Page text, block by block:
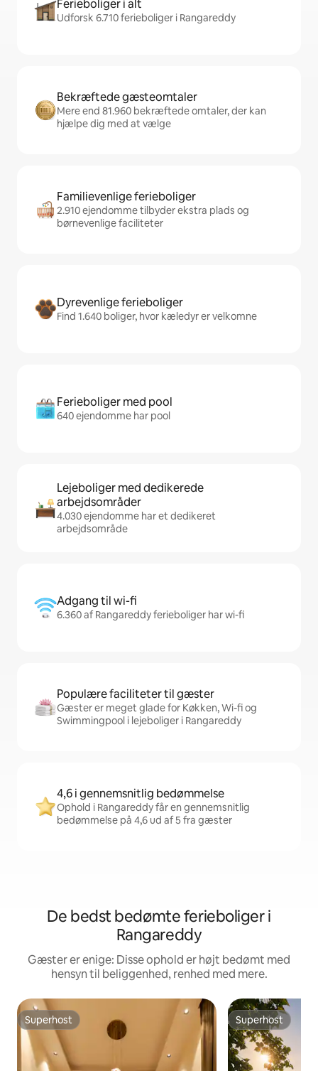
Ferieboliger i alt
Udforsk 6.710 ferieboliger i Rangareddy
Bekræftede gæsteomtaler
Mere end 81.960 bekræftede omtaler, der kan
hjælpe dig med at vælge
Familievenlige ferieboliger
2.910 ejendomme tilbyder ekstra plads og
børnevenlige faciliteter
Dyrevenlige ferieboliger
Find 1.640 boliger, hvor kæledyr er velkomne
Ferieboliger med pool
640 ejendomme har pool
Lejeboliger med dedikerede
arbejdsområder
4.030 ejendomme har et dedikeret
arbejdsområde
Adgang til wi-fi
6.360 af Rangareddy ferieboliger har wi-fi
Populære faciliteter til gæster
Gæster er meget glade for Køkken, Wi-fi og
Swimmingpool i lejeboliger i Rangareddy
4,6 i gennemsnitlig bedømmelse
Ophold i Rangareddy får en gennemsnitlig
bedømmelse på 4,6 ud af 5 fra gæster
De bedst bedømte ferieboliger i
Rangareddy
Gæster er enige: Disse ophold er højt bedømt med
hensyn til beliggenhed, renhed med mere.
Superhost
Superhost Superhost
Superhost